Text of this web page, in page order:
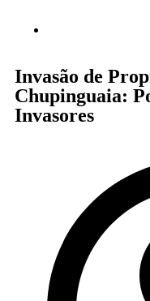
Invasão de
Chupinguaia:
Invasores